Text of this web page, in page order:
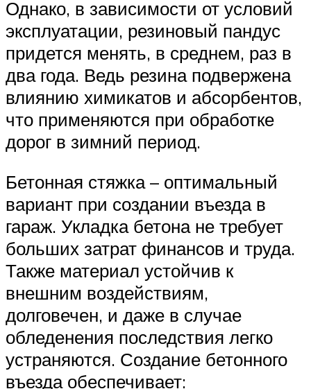
Однако, в зависимости от условий
эксплуатации, резиновый пандус
придется менять, в среднем, раз в
два года. Ведь резина подвержена
влиянию химикатов и абсорбентов,
что применяются при обработке
дорог в зимний период.
Бетонная стяжка – оптимальный
вариант при создании въезда в
гараж. Укладка бетона не требует
больших затрат финансов и труда.
Также материал устойчив к
внешним воздействиям,
долговечен, и даже в случае
обледенения последствия легко
устраняются. Создание бетонного
въезда обеспечивает: